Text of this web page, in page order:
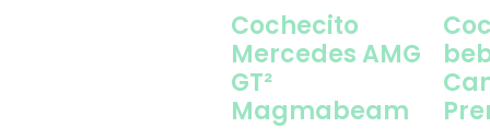
Cochecito
Mercedes AMG
GT²
Magmabeam